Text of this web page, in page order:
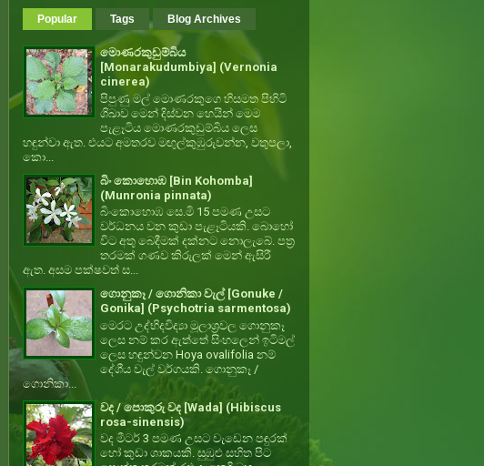
Popular Tags Blog Archives
මොණරකුඩුම්බිය
[Monarakudumbiya] (Vernonia
cinerea)
පිපුණු මල් මොණරකුගෙ හිසමත පිහිටි
ශිඛාව මෙන් දිස්වන හෙයින් මෙම
පැළෑටිය මොණරකුඩුම්බිය ලෙස
හඳුන්වා ඇත. එයට අමතරව මඟුල්කුඹුරුවන්න, වතුපලා,
කො...
බිං කොහොඹ [Bin Kohomba]
(Munronia pinnata)
බිංකොහොඹ සෙ.මි 15 පමණ උසට
වර්ධනය වන කුඩා පැළෑටියකි. බොහෝ
විට අතු බෙදීමක් දක්නට නොලැබේ. පත්‍ර
තරමක් ගණව කිරුලක් මෙන් ඇසිරී
ඇත. අසම පක්ෂවත් ස...
ගොනුකෑ / ගොනිකා වැල් [Gonuke /
Gonika] (Psychotria sarmentosa)
මෙරට උද්භිදවිද්‍යා මූලාශ්‍රවල ගොනුකෑ
ලෙස නම් කර ඇත්තේ සිංහලෙන් ඉටිමල්
ලෙස හඳුන්වන Hoya ovalifolia නම්
දේශීය වැල් වර්ගයකි. ගොනුකෑ /
ගොනිකා...
වද / පොකුරු වද [Wada] (Hibiscus
rosa-sinensis)
වද මීටර් 3 පමණ උසට වැඩෙන පඳුරක්
හෝ කුඩා ශාකයකි. සුඹුළු සහිත පිට